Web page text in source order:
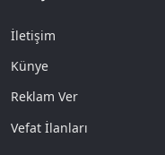
İletişim
Künye
Reklam Ver
Vefat İlanları